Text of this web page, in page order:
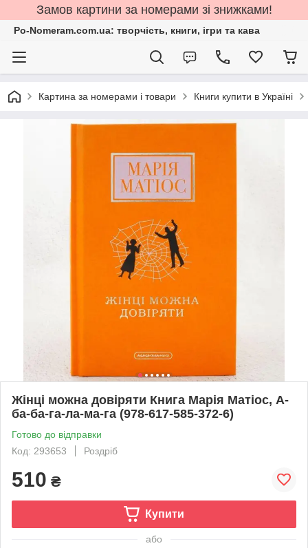
Замов картини за номерами зі знижками!
Po-Nomeram.com.ua: творчість, книги, ігри та кава
Картина за номерами і товари Книги купити в Україні
Жінці можна довіряти Книга Марія Матіос, А-
ба-ба-га-ла-ма-га (978-617-585-372-6)
Готово до відправки
Код: 293653
Роздріб
510 ₴
Купити
або